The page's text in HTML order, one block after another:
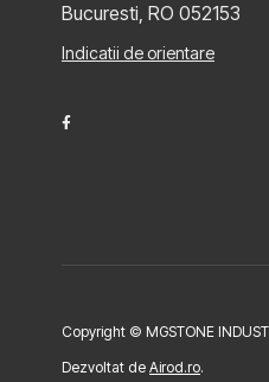
Bucuresti, RO 052153
Indicatii de orientare
Copyright © MGSTONE
Dezvoltat de Airod.ro.